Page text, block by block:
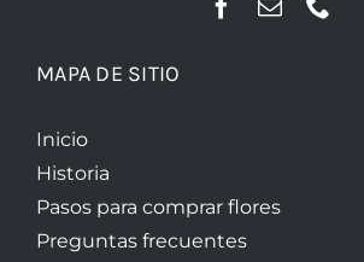
MAPA DE SITIO
Inicio
Historia
Pasos para comprar flores
Preguntas frecuentes